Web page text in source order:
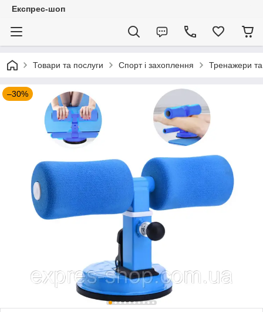
Експрес-шоп
Товари та послуги Спорт і захоплення Тренажери
–30%